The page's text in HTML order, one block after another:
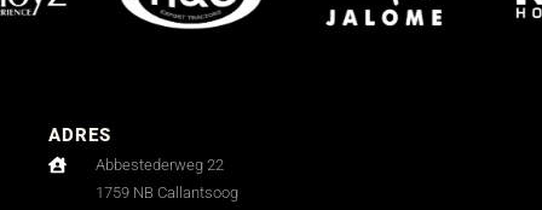
ADRES
Abbestederweg 22
1759 NB Callantsoog